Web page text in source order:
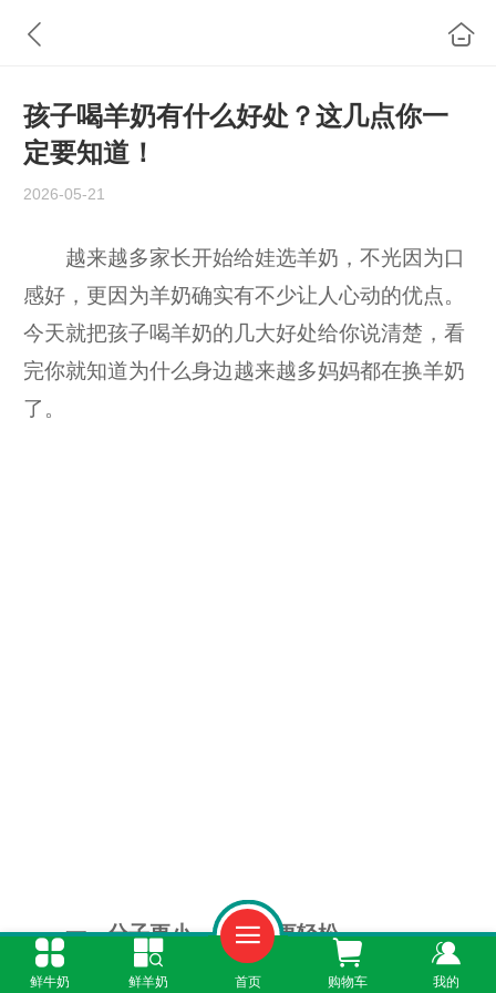
孩子喝羊奶有什么好处？这几点你一
定要知道！
2026-05-21
越来越多家长开始给娃选羊奶，不光因为口
感好，更因为羊奶确实有不少让人心动的优点。
今天就把孩子喝羊奶的几大好处给你说清楚，看
完你就知道为什么身边越来越多妈妈都在换羊奶
了。
一、分子更小，小肚子更轻松
鲜牛奶 鲜羊奶 首页 购物车 我的